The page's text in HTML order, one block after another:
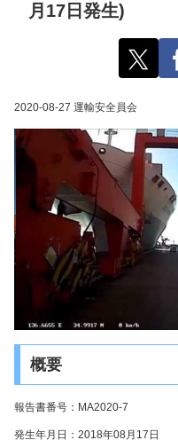
月17日発生)
2020-08-27 運輸安全員会
概要
報告書番号：MA2020-7
発生年月日：2018年08月17日